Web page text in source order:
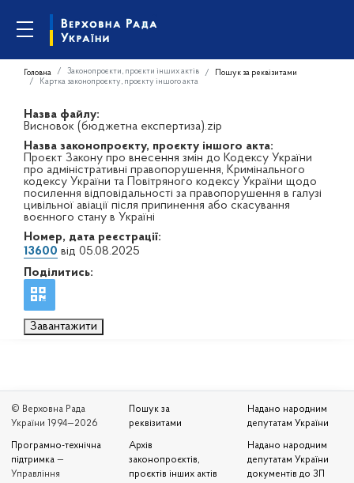
Головна Законопроєкти, проєкти інших актів
Пошук за реквізитами
Картка законопроєкту, проєкту іншого акта
Назва файлу:
Висновок (бюджетна експертиза).zip
Назва законопроєкту, проєкту іншого акта:
Проєкт Закону про внесення змін до Кодексу України
про адміністративні правопорушення, Кримінального
кодексу України та Повітряного кодексу України щодо
посилення відповідальності за правопорушення в галузі
цивільної авіації після припинення або скасування
воєнного стану в Україні
Номер, дата реєстрації:
13600 від 05.08.2025
Поділитись:
Завантажити
© Верховна Рада
України 1994—2026
Програмно-технічна
підтримка —
Управління
Пошук за
реквізитами
Архів
законопроєктів,
проєктів інших актів
Надано народним
депутатам України
Надано народним
депутатам України
документів до ЗП